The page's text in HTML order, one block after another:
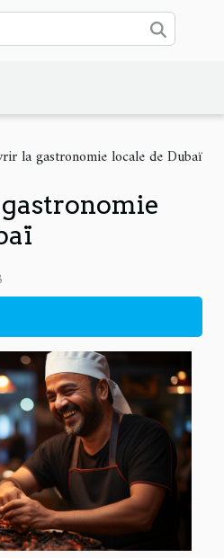
la gastronomie locale de Dubaï